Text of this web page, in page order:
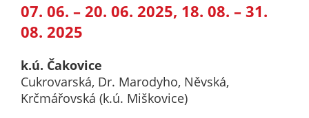
07. 06. – 20. 06. 2025, 18. 08. – 31.
08. 2025
k.ú. Čakovice
Cukrovarská, Dr. Marodyho, Něvská,
Krčmářovská (k.ú. Miškovice)
cookies
identifikátorů,
které ukazují
na konkrétní